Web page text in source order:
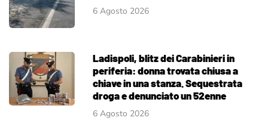
6 Agosto 2026
Ladispoli, blitz dei Carabinieri in
periferia: donna trovata chiusa a
chiave in una stanza. Sequestrata
droga e denunciato un 52enne
6 Agosto 2026